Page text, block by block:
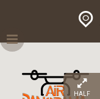
content
HALF